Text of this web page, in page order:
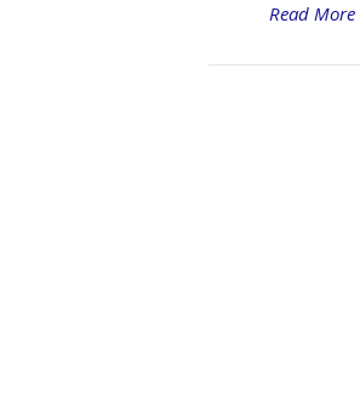
Read More